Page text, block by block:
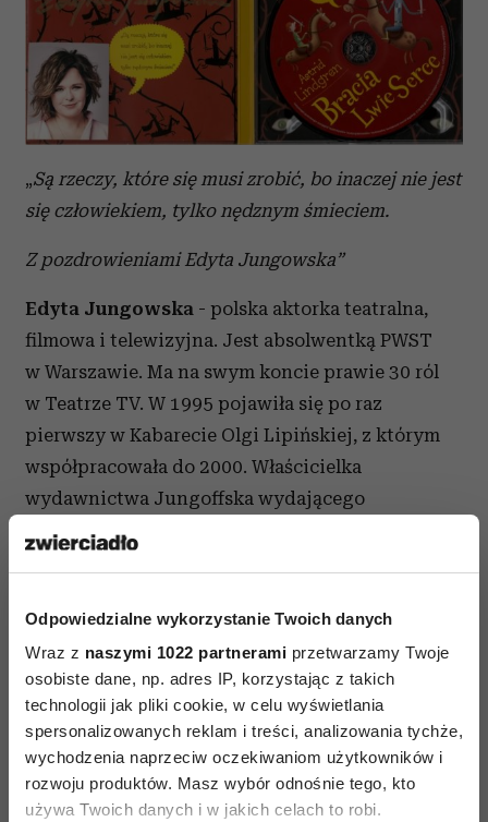
Odpowiedzialne wykorzystanie Twoich danych
Wraz z naszymi 1022 partnerami przetwarzamy Twoje
osobiste dane, np. adres IP, korzystając z takich
technologii jak pliki cookie, w celu wyświetlania
spersonalizowanych reklam i treści, analizowania tychże,
wychodzenia naprzeciw oczekiwaniom użytkowników i
rozwoju produktów. Masz wybór odnośnie tego, kto
używa Twoich danych i w jakich celach to robi.
„Są rzeczy, które się musi zrobić, bo inaczej nie jest
się człowiekiem, tylko nędznym śmieciem.
Z pozdrowieniami Edyta Jungowska”
Edyta Jungowska - polska aktorka teatralna,
filmowa i telewizyjna. Jest absolwentką PWST
w Warszawie. Ma na swym koncie prawie 30 ról
w Teatrze TV. W 1995 pojawiła się po raz
pierwszy w Kabarecie Olgi Lipińskiej, z którym
współpracowała do 2000. Właścicielka
wydawnictwa Jungoffska wydającego
audiobooki, oraz książki dla dzieci i młodzieży.
Zebrane środki trafią do Oddziału Bajka –
Wędrującej Szpitalnej Biblioteki. Akcja,
zainicjowana przez miesięcznik Zwierciadło,
wspiera Fundację „Serdecznik” w zakupie
książek dla dziecięcych oddziałów. Każdy może
wylicytować książkę na aukcji
charytatywni.allegro.pl i wspomóc dzieci.